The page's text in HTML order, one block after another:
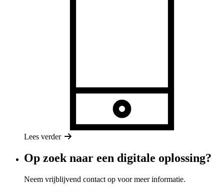
Lees verder
Op zoek naar een digitale oplossing?
Neem vrijblijvend contact op voor meer informatie.